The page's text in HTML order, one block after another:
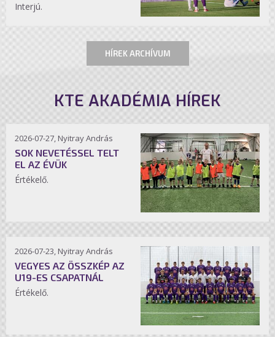
Interjú.
HÍREK ARCHÍVUM
KTE AKADÉMIA HÍREK
2026-07-27, Nyitray András
SOK NEVETÉSSEL TELT
EL AZ ÉVÜK
Értékelő.
2026-07-23, Nyitray András
VEGYES AZ ÖSSZKÉP AZ
U19-ES CSAPATNÁL
Értékelő.